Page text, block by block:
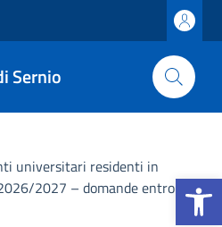
Apri la
Sernio
universitari residenti in
2027 – domande entro il